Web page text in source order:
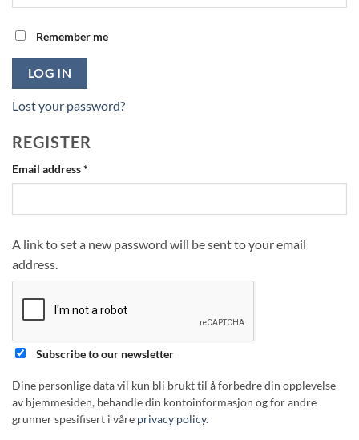
Remember me
LOG IN
Lost your password?
REGISTER
Email address*
A link to set a new password will be sent to your email
address.
Subscribe to our newsletter
Dine personlige data vil kun bli brukt til å forbedre din opplevelse
av hjemmesiden, behandle din kontoinformasjon og for andre
grunner spesifisert i våre privacy policy.